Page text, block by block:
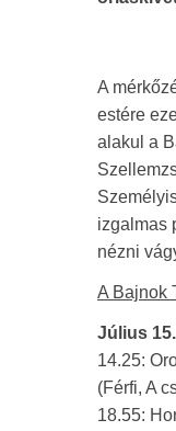
A
estére
alakul a
izgalmas
nézni
A Bajnok
Július
14.25:
(Férfi, A
18.55: